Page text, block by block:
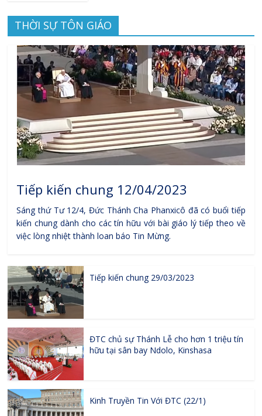
THỜI SỰ TÔN GIÁO
Tiếp kiến chung 12/04/2023
Sáng thứ Tư 12/4, Đức Thánh Cha Phanxicô đã có buổi tiếp
kiến chung dành cho các tín hữu với bài giáo lý tiếp theo về
việc lòng nhiệt thành loan báo Tin Mừng.
Tiếp kiến chung 29/03/2023
ĐTC chủ sự Thánh Lễ cho hơn 1 triệu tín
hữu tại sân bay Ndolo, Kinshasa
Kinh Truyền Tin Với ĐTC (22/1)